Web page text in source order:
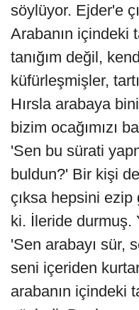
söylüyor. Ejder'e
Arabanın içindeki
tanığım değil,
küfürleşmişler,
Hırsla arabaya
bizim ocağımızı
'Sen bu sürati
buldun?' Bir kişi
çıksa hepsini
ki. İleride durmuş.
'Sen arabayı sür,
seni içeriden
arabanın içindeki